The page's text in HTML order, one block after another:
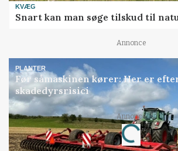
KVÆG
Snart kan man søge tilskud til
Annonce
PLANTER
Før såmaskinen kører: Her er
skadedyrsrisici
Annonce
Loading...